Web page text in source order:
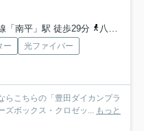
「南平」駅 徒歩29分 八高線「北八王子」駅 徒歩28分
ー
光ファイバー
らこちらの「豊田ダイカンプラ
ズボックス・クロゼッ... もっと